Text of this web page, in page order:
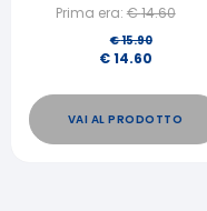
Prima era: €14.60
€15.90
€14.60
VAI AL PRODOTTO